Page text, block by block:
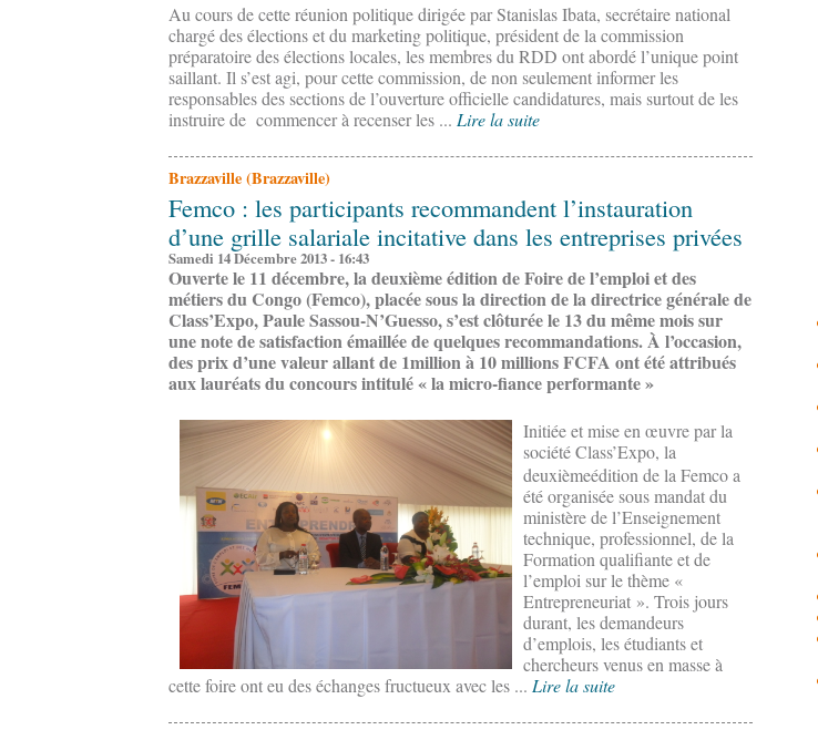
Au cours de cette réunion politique dirigée par Stanislas Ibata, secrétaire national
chargé des élections et du marketing politique, président de la commission
préparatoire des élections locales, les membres du RDD ont abordé l’unique point
saillant. Il s’est agi, pour cette commission, de non seulement informer les
responsables des sections de l’ouverture officielle candidatures, mais surtout de les
instruire de commencer à recenser les ... Lire la suite
Brazzaville (Brazzaville)
Femco : les participants recommandent l’instauration
d’une grille salariale incitative dans les entreprises privées
Samedi 14 Décembre 2013 - 16:43
Ouverte le 11 décembre, la deuxième édition de Foire de l’emploi et des
métiers du Congo (Femco), placée sous la direction de la directrice générale de
Class’Expo, Paule Sassou-N’Guesso, s’est clôturée le 13 du même mois sur
une note de satisfaction émaillée de quelques recommandations. À l’occasion,
des prix d’une valeur allant de 1million à 10 millions FCFA ont été attribués
aux lauréats du concours intitulé « la micro-fiance performante »
Initiée et mise en œuvre par la
société Class’Expo, la
deuxièmeédition de la Femco a
été organisée sous mandat du
ministère de l’Enseignement
technique, professionnel, de la
Formation qualifiante et de
l’emploi sur le thème «
Entrepreneuriat ». Trois jours
durant, les demandeurs
d’emplois, les étudiants et
chercheurs venus en masse à
cette foire ont eu des échanges fructueux avec les ... Lire la suite